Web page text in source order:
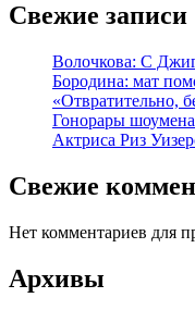
Свежие записи
Волочкова: С
Бородина: мат
«Отвратительно,
Гонорары
Актриса Риз
Свежие
Нет комментариев для
Архивы